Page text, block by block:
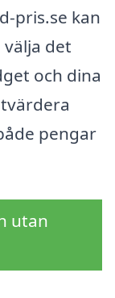
pris.se kan
det
och dina
pengar
utan